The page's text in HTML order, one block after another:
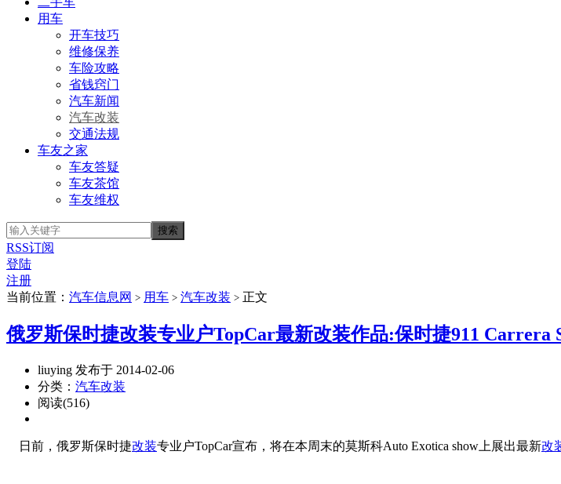
用车
开车技巧
维修保养
车险攻略
省钱窍门
汽车新闻
汽车改装
交通法规
车友之家
车友答疑
车友茶馆
车友维权
RSS订阅
登陆
注册
当前位置： 汽车信息网 > 用车 > 汽车改装 > 正文
俄罗斯保时捷改装专业户TopCar最新改装作品:保时捷911 Carrera
liuying 发布于 2014-02-06
分类： 汽车改装
阅读(516)
日前，俄罗斯保时捷改装专业户TopCar宣布，将在本周末的莫斯科Auto Exotica show上展出最新改